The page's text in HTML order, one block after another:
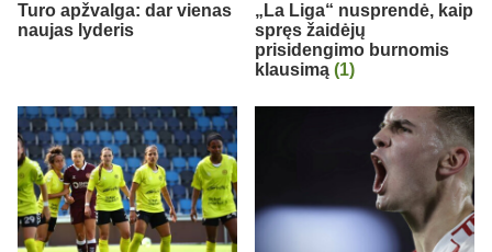
Turo apžvalga: dar vienas
naujas lyderis
„La Liga“ nusprendė, kaip
spręs žaidėjų
prisidengimo burnomis
klausimą (1)